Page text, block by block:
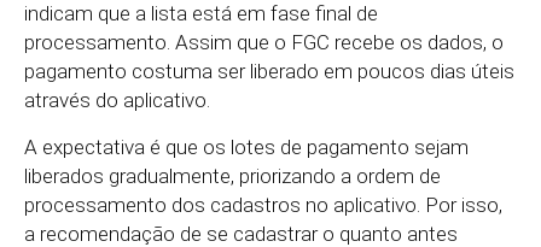
indicam que a lista está em fase final de
processamento. Assim que o FGC recebe os dados, o
pagamento costuma ser liberado em poucos dias úteis
através do aplicativo.
A expectativa é que os lotes de pagamento sejam
liberados gradualmente, priorizando a ordem de
processamento dos cadastros no aplicativo. Por isso,
a recomendação de se cadastrar o quanto antes